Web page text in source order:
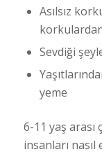
Asılsız
Sevdiği
yeme
6-11 yaş arası
insanları